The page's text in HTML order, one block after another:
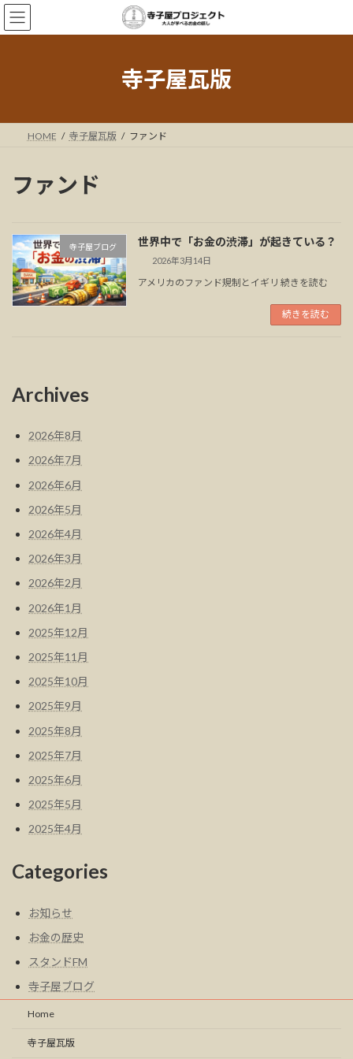
コ
ン
テ
ナ
ビ
ゲ
寺子屋瓦版
HOME 寺子屋瓦版 ファンド
ファンド
寺子屋ブログ 世界中で「お金の渋滞」が起きている？
2026年3月14日
アメリカのファンド規制とイギリ 続きを読む
続きを読む
Archives
2026年8月
2026年7月
2026年6月
2026年5月
2026年4月
2026年3月
2026年2月
2026年1月
2025年12月
2025年11月
2025年10月
2025年9月
2025年8月
2025年7月
2025年6月
2025年5月
2025年4月
Categories
お知らせ
お金の歴史
スタンドFM
寺子屋ブログ
Home
寺子屋瓦版